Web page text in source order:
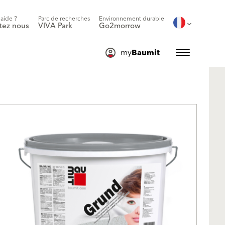
?
nous
Parc de recherches
VIVA Park
Environnement durable
Go2morrow
myBaumit